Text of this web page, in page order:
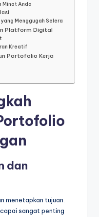
Minat Anda
Menggugah Selera
Platform Digital
Kreatif
Portofolio Kerja
dan
menetapkan tujuan.
sangat penting